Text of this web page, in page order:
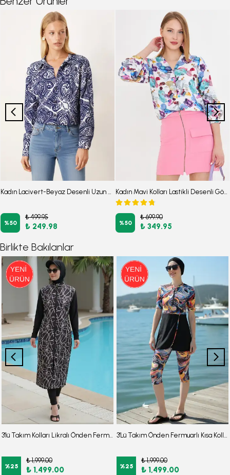
%50
₺ 499.95
₺ 249.98 %50
₺ 699.90
₺ 349.95
Birlikte Bakılanlar
%25
₺ 1,999.00
₺ 1,499.00 %25
₺ 1,999.00
₺ 1,499.00